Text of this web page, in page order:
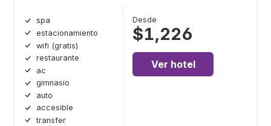
spa
estacionamiento
wifi (gratis)
restaurante
ac
gimnasio
auto
accesible
transfer
Desde
$1,226
Ver hotel